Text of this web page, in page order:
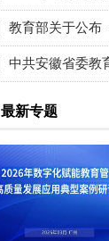
教育部关于公布《普通
中共安徽省委教育
最新专题